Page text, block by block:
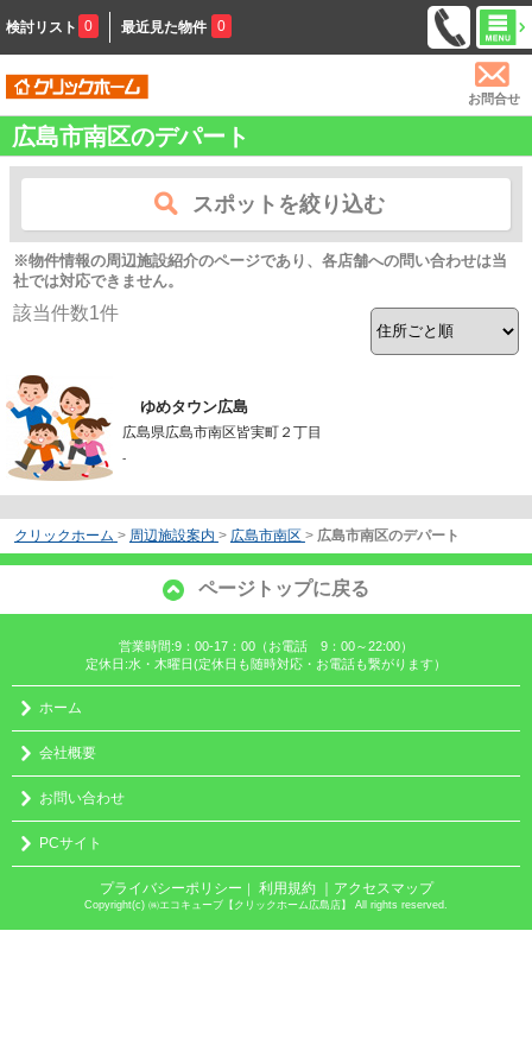
検討リスト 0 最近見た物件 0
お問合せ
広島市南区のデパート
スポットを絞り込む
※物件情報の周辺施設紹介のページであり、各店舗への問い合わせは当
社では対応できません。
該当件数1件
ゆめタウン広島
広島県広島市南区皆実町２丁目
-
クリックホーム > 周辺施設案内 > 広島市南区 > 広島市南区のデパート
ページトップに戻る
営業時間:9：00-17：00（お電話 9：00～22:00）
定休日:水・木曜日(定休日も随時対応・お電話も繋がります）
ホーム
会社概要
お問い合わせ
PCサイト
プライバシーポリシー ｜ 利用規約 ｜アクセスマップ
Copyright(c) ㈱エコキューブ【クリックホーム広島店】 All rights reserved.